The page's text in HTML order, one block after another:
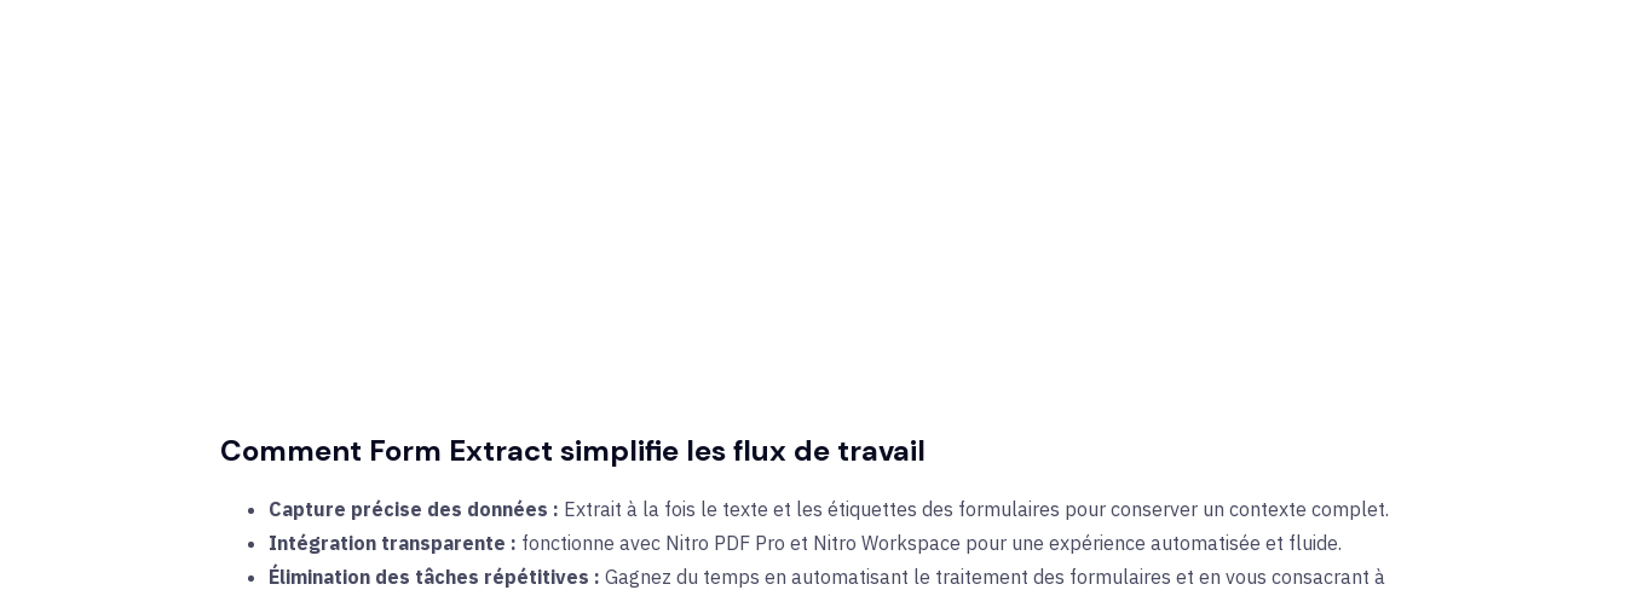
Comment Form Extract simplifie les flux de travail
Capture précise des données : Extrait à la fois le texte et les étiquettes des formulaires pour conserver un contexte complet.
Intégration transparente : fonctionne avec Nitro PDF Pro et Nitro Workspace pour une expérience automatisée et fluide.
Élimination des tâches répétitives : Gagnez du temps en automatisant le traitement des formulaires et en vous consacrant à